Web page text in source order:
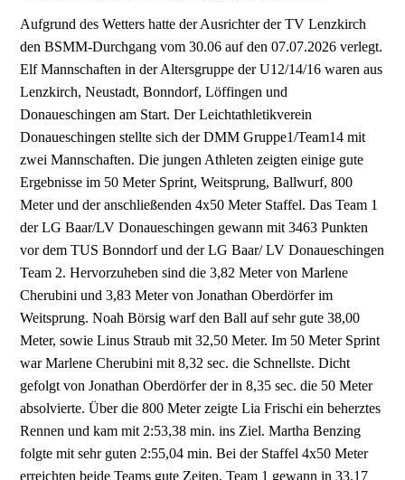
Aufgrund des Wetters hatte der Ausrichter der TV Lenzkirch
den BSMM-Durchgang vom 30.06 auf den 07.07.2026 verlegt.
Elf Mannschaften in der Altersgruppe der U12/14/16 waren aus
Lenzkirch, Neustadt, Bonndorf, Löffingen und
Donaueschingen am Start. Der Leichtathletikverein
Donaueschingen stellte sich der DMM Gruppe1/Team14 mit
zwei Mannschaften. Die jungen Athleten zeigten einige gute
Ergebnisse im 50 Meter Sprint, Weitsprung, Ballwurf, 800
Meter und der anschließenden 4x50 Meter Staffel. Das Team 1
der LG Baar/LV Donaueschingen gewann mit 3463 Punkten
vor dem TUS Bonndorf und der LG Baar/ LV Donaueschingen
Team 2. Hervorzuheben sind die 3,82 Meter von Marlene
Cherubini und 3,83 Meter von Jonathan Oberdörfer im
Weitsprung. Noah Börsig warf den Ball auf sehr gute 38,00
Meter, sowie Linus Straub mit 32,50 Meter. Im 50 Meter Sprint
war Marlene Cherubini mit 8,32 sec. die Schnellste. Dicht
gefolgt von Jonathan Oberdörfer der in 8,35 sec. die 50 Meter
absolvierte. Über die 800 Meter zeigte Lia Frischi ein beherztes
Rennen und kam mit 2:53,38 min. ins Ziel. Martha Benzing
folgte mit sehr guten 2:55,04 min. Bei der Staffel 4x50 Meter
erreichten beide Teams gute Zeiten. Team 1 gewann in 33,17